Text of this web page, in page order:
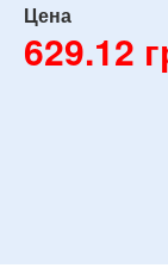
Цена
629.12